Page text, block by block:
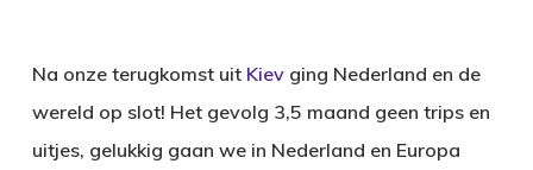
Na onze terugkomst uit Kievging Nederland en de
wereld op slot! Het gevolg 3,5 maand geen trips en
uitjes, gelukkig gaan we in Nederland en Europa